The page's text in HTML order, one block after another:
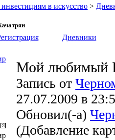
в искусство >
Дневники
Мой любимый
Запись от
27.07.2009 в
Обновил(-а)
(Добавление